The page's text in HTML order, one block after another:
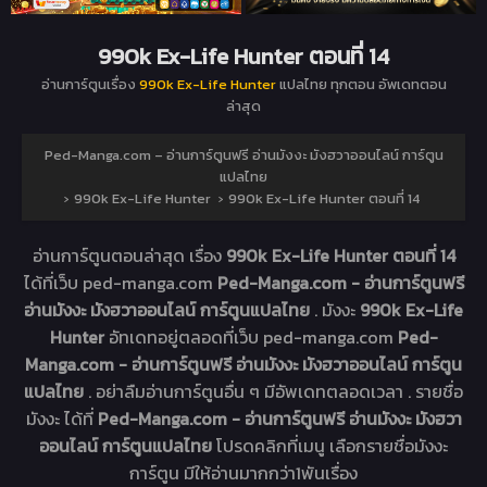
990k Ex-Life Hunter ตอนที่ 14
อ่านการ์ตูนเรื่อง 990k Ex-Life Hunterแปลไทย ทุกตอน อัพเดทตอน
ล่าสุด
Ped-Manga.com – อ่านการ์ตูนฟรี อ่านมังงะ มังฮวาออนไลน์ การ์ตูน
แปลไทย
› 990k Ex-Life Hunter › 990k Ex-Life Hunter ตอนที่ 14
อ่านการ์ตูนตอนล่าสุด เรื่อง 990k Ex-Life Hunter ตอนที่ 14
ได้ที่เว็บ ped-manga.com Ped-Manga.com - อ่านการ์ตูนฟรี
อ่านมังงะ มังฮวาออนไลน์ การ์ตูนแปลไทย . มังงะ 990k Ex-Life
Hunter อัทเดทอยู่ตลอดที่เว็บ ped-manga.com Ped-
Manga.com - อ่านการ์ตูนฟรี อ่านมังงะ มังฮวาออนไลน์ การ์ตูน
แปลไทย . อย่าลืมอ่านการ์ตูนอื่น ๆ มีอัพเดทตลอดเวลา . รายชื่อ
มังงะ ได้ที่ Ped-Manga.com - อ่านการ์ตูนฟรี อ่านมังงะ มังฮวา
ออนไลน์ การ์ตูนแปลไทยโปรดคลิกที่เมนู เลือกรายชื่อมังงะ
การ์ตูน มีให้อ่านมากกว่า1พันเรื่อง